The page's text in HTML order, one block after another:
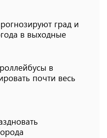
град и
в выходные
в
почти весь